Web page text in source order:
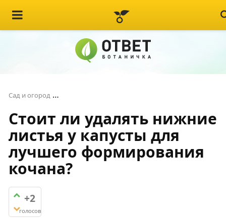
Сад и огород
Стоит ли удалять нижние
листья у капусты для
лучшего формирования
кочана?
+2
голосов